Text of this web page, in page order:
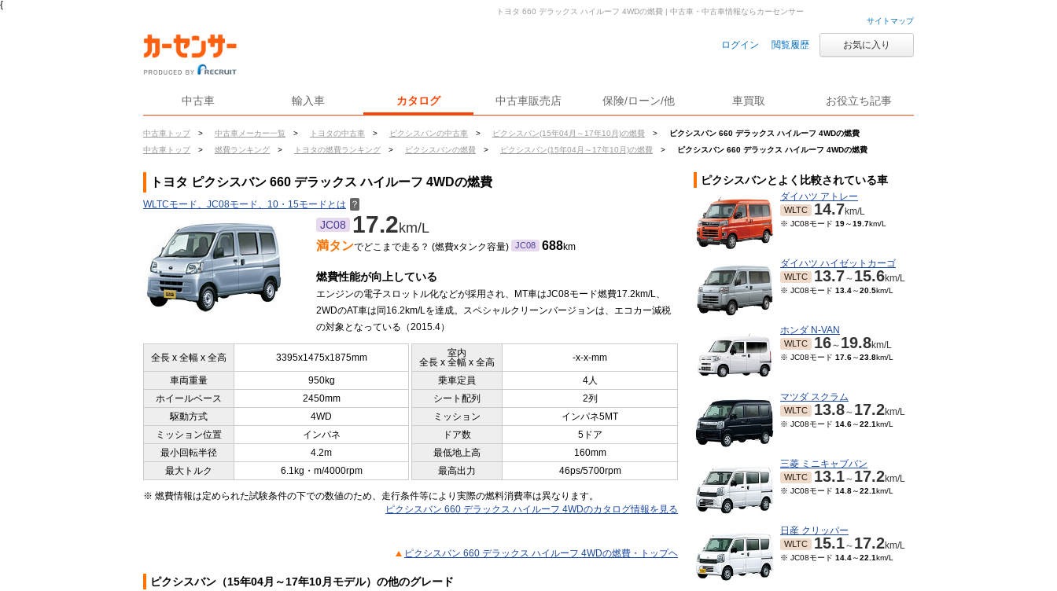
{
サイトマップ
ログイン 閲覧履歴 お気に入り
中古車 輸入車 カタログ 中古車販売店 保険/ローン/他 車買取 お役立ち記事
中古車トップ > 中古車メーカー一覧 > トヨタの中古車 > ピクシスバンの中古車 > ピクシスバン(15年04月～17年10月)の燃費 >
ピクシスバン 660 デラックス ハイルーフ 4WDの燃費
中古車トップ
> 燃費ランキング > トヨタの燃費ランキング > ピクシスバンの燃費 > ピクシスバン(15年04月～17年10月)の燃費 > ピクシスバン 660 デラックス ハイルーフ 4WDの燃費
トヨタ 660 デラックス ハイルーフ 4WDの燃費 | 中古車・中古車情報ならカーセンサー
トヨタ ピクシスバン 660 デラックス ハイルーフ 4WDの燃費
WLTCモード、JC08モード、10・15モードとは ？
JC08 17.2km/L
満タンでどこまで走る？ (燃費xタンク容量) JC08 688km
燃費性能が向上している
エンジンの電子スロットル化などが採用され、MT車はJC08モード燃費17.2km/L、
2WDのAT車は同16.2km/Lを達成。スペシャルクリーンバージョンは、エコカー減税
の対象となっている（2015.4）
全長 x 全幅 x 全高 3395x1475x1875mm
室内
全長 x 全幅 x 全高
-x-x-mm
車両重量 950kg 乗車定員
4人
ホイールベース
2450mm シート配列
2列
駆動方式
4WD ミッション
インパネ5MT
ミッション位置
インパネ ドア数
5ドア
最小回転半径
4.2m 最低地上高
160mm
最大トルク
6.1kg・m/4000rpm 最高出力 46ps/5700rpm
※ 燃費情報は定められた試験条件の下での数値のため、走行条件等により実際の燃料消費率は異なります。
ピクシスバン 660 デラックス ハイルーフ 4WDのカタログ情報を見る
ピクシスバン 660 デラックス ハイルーフ 4WDの燃費・トップヘ
ピクシスバン（15年04月～17年10月モデル）の他のグレード
ピクシスバンとよく比較されている車
ダイハツ アトレー
WLTC 14.7km/L
※ JC08モード 19～19.7km/L
ダイハツ ハイゼットカーゴ
WLTC 13.7～ 15.6km/L
※ JC08モード 13.4～20.5km/L
ホンダ N-VAN
WLTC 16～ 19.8km/L
※ JC08モード 17.6～23.8km/L
マツダ スクラム
WLTC 13.8～ 17.2km/L
※ JC08モード 14.6～22.1km/L
三菱 ミニキャブバン
WLTC 13.1～ 17.2km/L
※ JC08モード 14.8～22.1km/L
日産 クリッパー
WLTC 15.1～ 17.2km/L
※ JC08モード 14.4～22.1km/L